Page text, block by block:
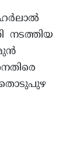
നടത്തിയ
തൊടുപുഴ